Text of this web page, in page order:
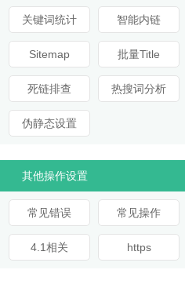
关键词统计 智能内链
Sitemap 批量Title
死链排查 热搜词分析
伪静态设置
其他操作设置
常见错误 常见操作
4.1相关 https